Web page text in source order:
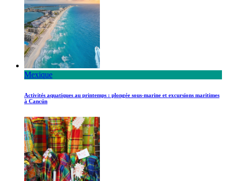
Mexique
Activités aquatiques au printemps : plongée sous-marine et excursions maritimes
à Cancún